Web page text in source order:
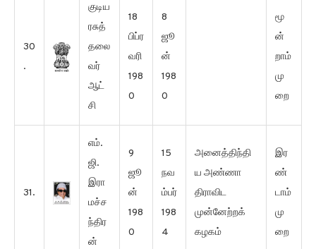
30
.
குடிய
ரசுத்
தலை
வர்
ஆட்
சி
18
பிப்ர
வரி
198
0
8
ஜூ
ன்
198
0
மூ
ன்
றாம்
மு
றை
31.
எம்.
ஜி.
இரா
மச்ச
ந்திர
ன்
9
ஜூ
ன்
198
0
15
நவ
ம்பர்
198
4
அனைத்திந்தி
ய அண்ணா
திராவிட
முன்னேற்றக்
கழகம்
இர
ண்
டாம்
மு
றை